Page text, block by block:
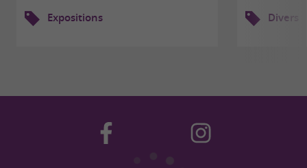
Expositions Divers